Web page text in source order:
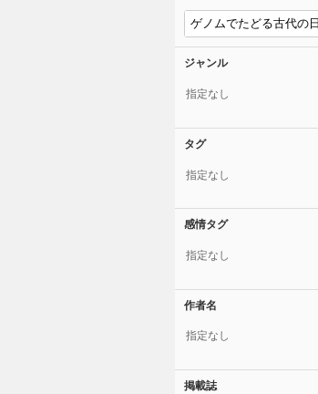
ジャンル
指定なし
タグ
指定なし
感情タグ
指定なし
作者名
指定なし
掲載誌